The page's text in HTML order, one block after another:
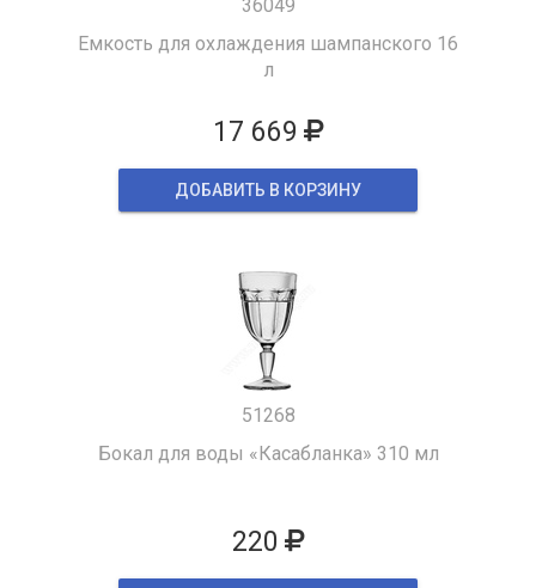
36049
Емкость для охлаждения шампанского 16
л
17 669
ДОБАВИТЬ В КОРЗИНУ
51268
Бокал для воды «Касабланка» 310 мл
220